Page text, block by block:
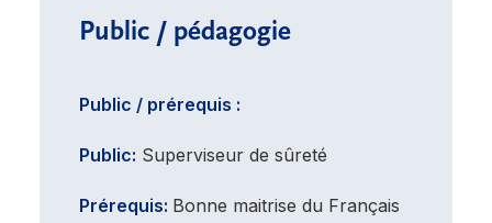
Public / pédagogie
Public / prérequis :
Public: Superviseur de sûreté
Prérequis: Bonne maitrise du Français